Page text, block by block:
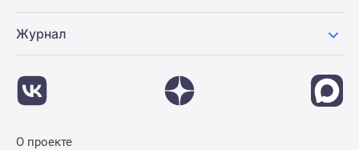
Журнал
О проекте